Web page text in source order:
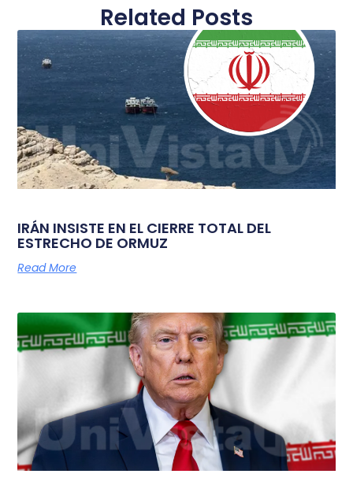
Related Posts
IRÁN INSISTE EN EL CIERRE TOTAL DEL
ESTRECHO DE ORMUZ
Read More